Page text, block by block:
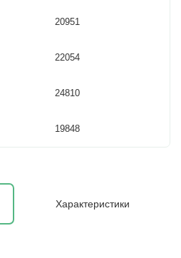
20951
22054
24810
19848
Характеристики